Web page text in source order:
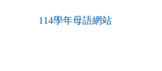
114學年母語網站